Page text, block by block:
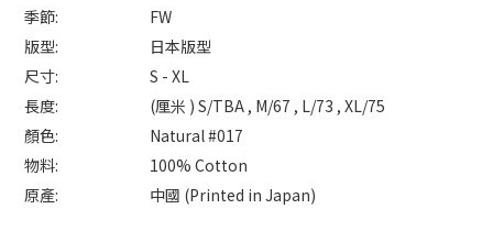
季節:
FW
版型:
日本版型
尺寸:
S - XL
長度:
(厘米 ) S/TBA , M/67 , L/73 , XL/75
顏色:
Natural #017
物料:
100% Cotton
原產:
中國 (Printed in Japan)